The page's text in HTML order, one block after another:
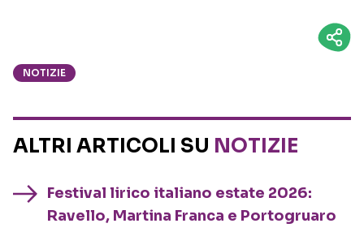
NOTIZIE
ALTRI ARTICOLI SU NOTIZIE
Festival lirico italiano estate 2026:
Ravello, Martina Franca e Portogruaro